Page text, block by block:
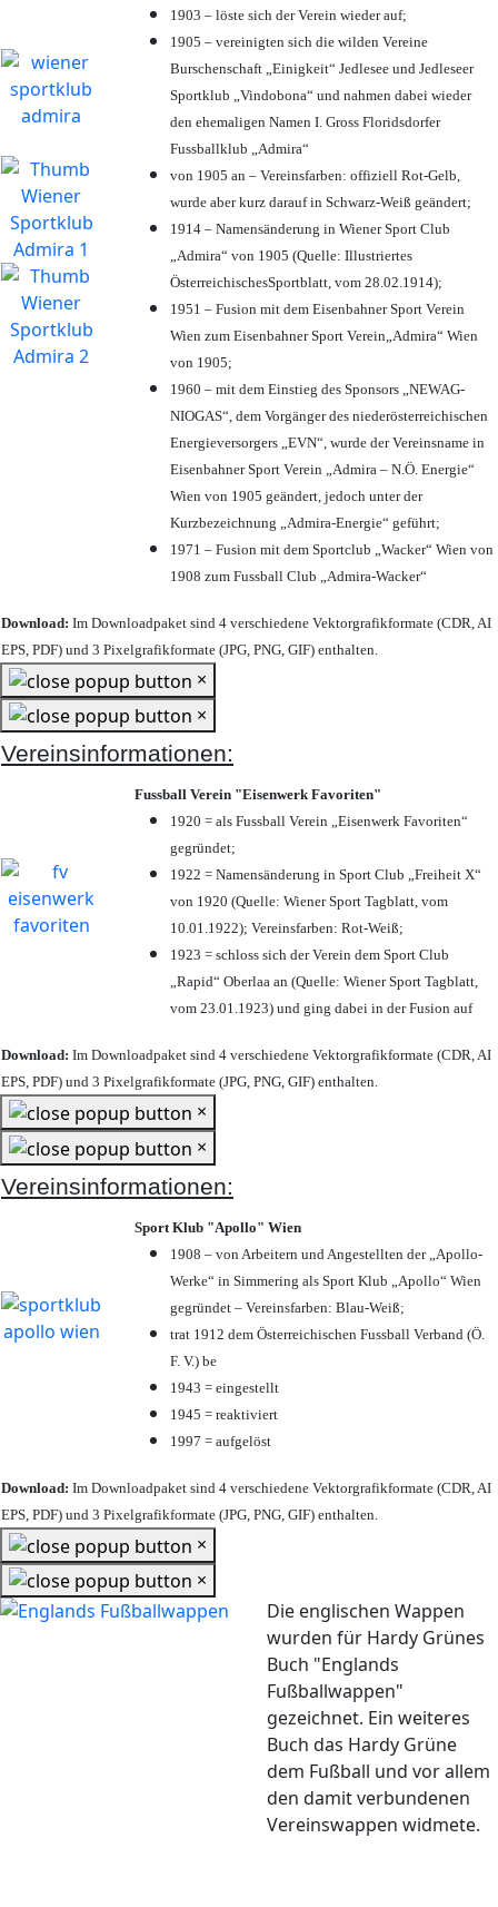
1903 – löste sich der Verein wieder auf;
1905 – vereinigten sich die wilden Vereine
Burschenschaft „Einigkeit“ Jedlesee und Jedleseer
Sportklub „Vindobona“ und nahmen dabei wieder
den ehemaligen Namen I. Gross Floridsdorfer
Fussballklub „Admira“
von 1905 an – Vereinsfarben: offiziell Rot-Gelb,
wurde aber kurz darauf in Schwarz-Weiß geändert;
1914 – Namensänderung in Wiener Sport Club
„Admira“ von 1905 (Quelle: Illustriertes
ÖsterreichischesSportblatt, vom 28.02.1914);
1951 – Fusion mit dem Eisenbahner Sport Verein
Wien zum Eisenbahner Sport Verein„Admira“ Wien
von 1905;
1960 – mit dem Einstieg des Sponsors „NEWAG-
NIOGAS“, dem Vorgänger des niederösterreichischen
Energieversorgers „EVN“, wurde der Vereinsname in
Eisenbahner Sport Verein „Admira – N.Ö. Energie“
Wien von 1905 geändert, jedoch unter der
Kurzbezeichnung „Admira-Energie“ geführt;
1971 – Fusion mit dem Sportclub „Wacker“ Wien von
1908 zum Fussball Club „Admira-Wacker“
Download: Im Downloadpaket sind 4 verschiedene Vektorgrafikformate (CDR, AI
EPS, PDF) und 3 Pixelgrafikformate (JPG, PNG, GIF) enthalten.
×
×
Vereinsinformationen:
Fussball Verein "Eisenwerk Favoriten"
1920 = als Fussball Verein „Eisenwerk Favoriten“
gegründet;
1922 = Namensänderung in Sport Club „Freiheit X“
von 1920 (Quelle: Wiener Sport Tagblatt, vom
10.01.1922); Vereinsfarben: Rot-Weiß;
1923 = schloss sich der Verein dem Sport Club
„Rapid“ Oberlaa an (Quelle: Wiener Sport Tagblatt,
vom 23.01.1923) und ging dabei in der Fusion auf
Download: Im Downloadpaket sind 4 verschiedene Vektorgrafikformate (CDR, AI
EPS, PDF) und 3 Pixelgrafikformate (JPG, PNG, GIF) enthalten.
×
×
Vereinsinformationen:
Sport Klub "Apollo" Wien
1908 – von Arbeitern und Angestellten der „Apollo-
Werke“ in Simmering als Sport Klub „Apollo“ Wien
gegründet – Vereinsfarben: Blau-Weiß;
trat 1912 dem Österreichischen Fussball Verband (Ö.
F. V.) be
1943 = eingestellt
1945 = reaktiviert
1997 = aufgelöst
Download: Im Downloadpaket sind 4 verschiedene Vektorgrafikformate (CDR, AI
EPS, PDF) und 3 Pixelgrafikformate (JPG, PNG, GIF) enthalten.
×
×
Die englischen Wappen
wurden für Hardy Grünes
Buch "Englands
Fußballwappen"
gezeichnet. Ein weiteres
Buch das Hardy Grüne
dem Fußball und vor allem
den damit verbundenen
Vereinswappen widmete.